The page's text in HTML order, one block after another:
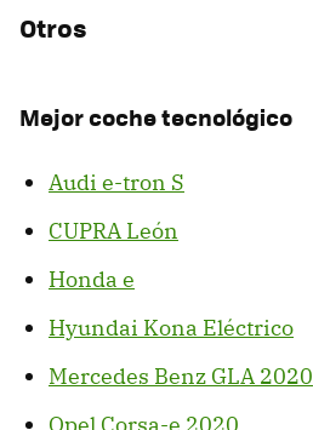
Otros
Mejor coche tecnológico
Audi e-tron S
CUPRA León
Honda e
Hyundai Kona Eléctrico
Mercedes Benz GLA 2020
Opel Corsa-e 2020